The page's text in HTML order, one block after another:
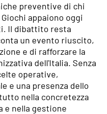
preventive di chi
appaiono oggi
Il dibattito resta
un evento riuscito,
e di rafforzare la
dell'Italia. Senza
operative,
e una presenza dello
nella concretezza
e nella gestione